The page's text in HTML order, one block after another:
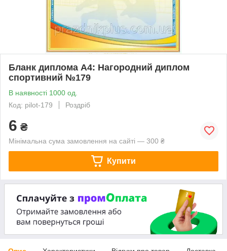
Бланк диплома А4: Нагородний диплом
спортивний №179
В наявності 1000 од.
Код: pilot-179
Роздріб
6 ₴
Мінімальна сума замовлення на сайті — 300 ₴
Купити